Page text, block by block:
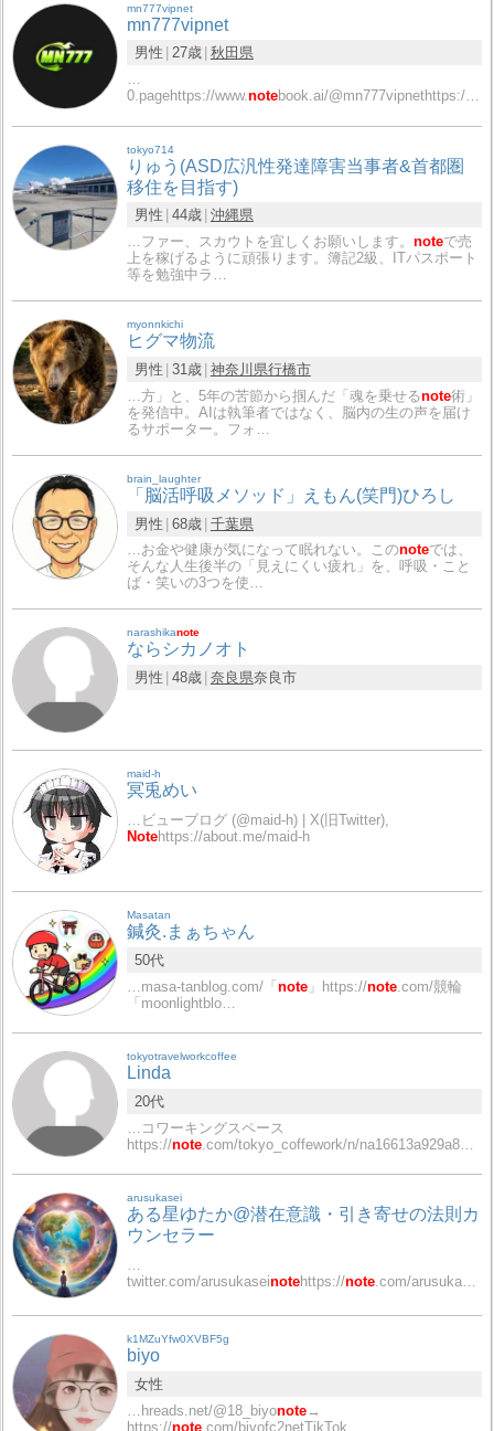
mn777vipnet
mn777vipnet
男性 27歳 秋田県
…
0.pagehttps://www.notebook.ai/@mn777vipnethttps://pixaba…
tokyo714
りゅう(ASD広汎性発達障害当事者&首都圏
移住を目指す)
男性 44歳 沖縄県
…ファー、スカウトを宜しくお願いします。noteで売
上を稼げるように頑張ります。簿記2級、ITパスポート
等を勉強中ラ…
myonnkichi
ヒグマ物流
男性 31歳 神奈川県行橋市
…方」と、5年の苦節から掴んだ「魂を乗せるnote術」
を発信中。AIは執筆者ではなく、脳内の生の声を届け
るサポーター。フォ…
brain_laughter
「脳活呼吸メソッド」えもん(笑門)ひろし
男性 68歳 千葉県
…お金や健康が気になって眠れない。このnoteでは、
そんな人生後半の「見えにくい疲れ」を、呼吸・こと
ば・笑いの3つを使…
narashikanote
ならシカノオト
男性 48歳 奈良県奈良市
maid-h
冥兎めい
…ビューブログ (@maid-h) | X(旧Twitter),
Notehttps://about.me/maid-h
Masatan
鍼灸.まぁちゃん
50代
…masa-tanblog.com/「note 」https://note .com/競輪
「moonlightblo…
tokyotravelworkcoffee
Linda
20代
…コワーキングスペース
https://note .com/tokyo_coffework/n/na16613a929a8…
arusukasei
ある星ゆたか@潜在意識・引き寄せの法則カ
ウンセラー
twitter.com/arusukaseinotehttps://note .com/arusukasei2021
k1MZuYfw0XVBF5g
biyo
女性
…hreads.net/@18_biyonote→
https://note .com/biyofc2netTikTok…